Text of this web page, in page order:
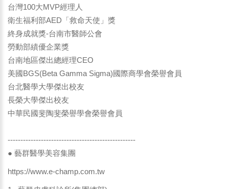
台灣100大MVP經理人
衛生福利部AED「救命天使」獎
終身成就獎-台南市醫師公會
勞動部績優企業獎
台南地區傑出總經理CEO
美國BGS(Beta Gamma Sigma)國際商學會榮譽會員
台北醫學大學傑出校友
長榮大學傑出校友
中華民國斐陶斐榮譽學會榮譽會員
--------------------------------------------------
● 藝群醫學美容集團
https://www.e-champ.com.tw